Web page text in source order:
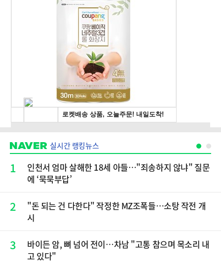
실시간 랭킹뉴스
1
인천서 엄마 살해한 18세 아들…"죄송하지 않냐" 질문
에 ‘묵묵부답’
2
"돈 되는 건 다한다" 작정한 MZ조폭들…소탕 작전 개
시
3
바이든 암, 뼈 넘어 전이…차남 "고통 참으며 목소리 내
고 있다"